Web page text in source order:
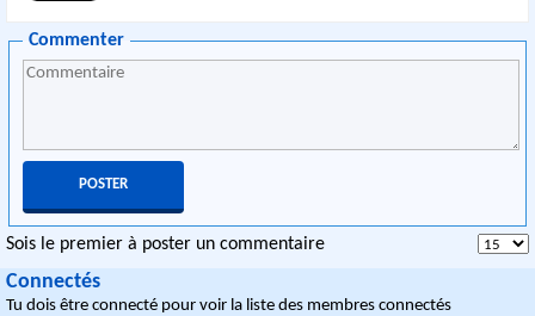
Commenter
Sois le premier à poster un commentaire
Connectés
Tu dois être connecté pour voir la liste des membres connectés